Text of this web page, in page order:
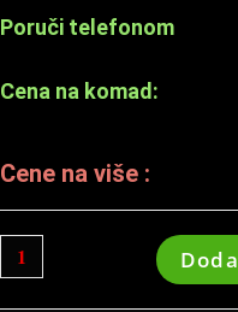
Poruči telefonom
Cena na komad:
Cene na više :